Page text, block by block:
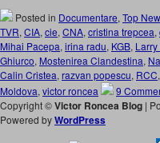
Posted in Documentare, Top
TVR, CIA, cie, CNA, cristina trepcea,
Mihai Pacepa, irina radu, KGB, Larry
Ghiurco, Mostenirea Clandestina,
Calin Cristea, razvan popescu, RCC,
Moldova, victor roncea
9
Copyright ©Victor Roncea Blog |
Powered byWordPress